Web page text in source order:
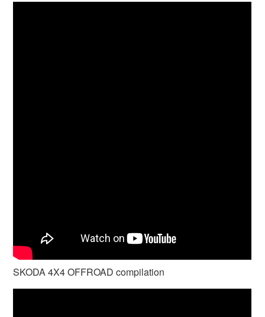
SKODA 4X4 OFFROAD compilation